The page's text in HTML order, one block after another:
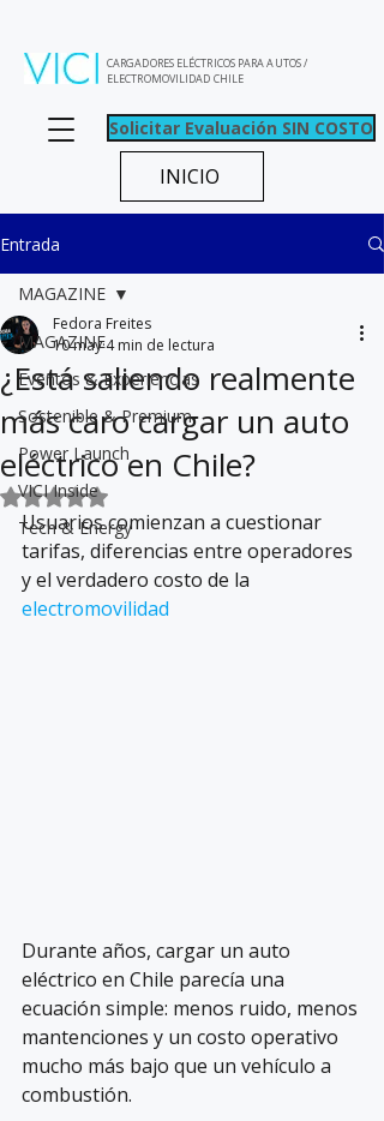
Solicitar Evaluación SIN COSTO
CARGADORES ELÉCTRICOS PARA AUTOS /
ELECTROMOVILIDAD CHILE
INICIO
Entrada
MAGAZINE
Eventos & Experiencias
Sostenible & Premium
Power Launch
VICI Inside
Tech & Energy
MAGAZINE
¿Está saliendo realmente
más caro cargar un auto
eléctrico en Chile?
Fedora Freites
10 may 4 min de lectura
Obtuvo NaN de 5 estrellas.
Usuarios comienzan a cuestionar
tarifas, diferencias entre operadores
y el verdadero costo de la
electromovilidad
Durante años, cargar un auto
eléctrico en Chile parecía una
ecuación simple: menos ruido, menos
mantenciones y un costo operativo
mucho más bajo que un vehículo a
combustión.